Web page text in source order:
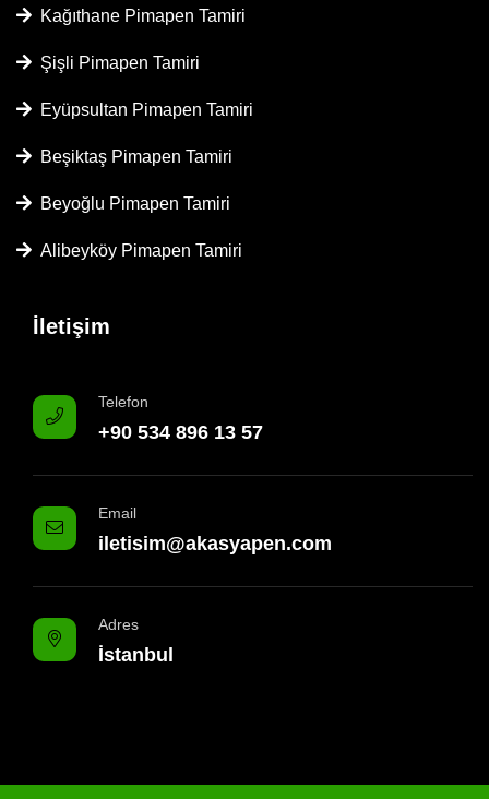
Kağıthane Pimapen Tamiri
Şişli Pimapen Tamiri
Eyüpsultan Pimapen Tamiri
Beşiktaş Pimapen Tamiri
Beyoğlu Pimapen Tamiri
Alibeyköy Pimapen Tamiri
İletişim
Telefon
+90 534 896 13 57
Email
iletisim@akasyapen.com
Adres
İstanbul